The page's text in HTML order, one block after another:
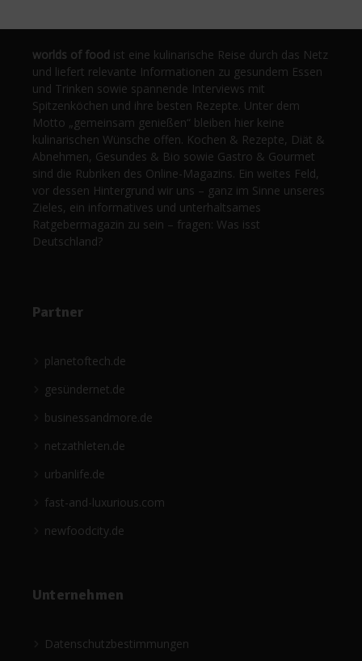
worlds of food ist eine kulinarische Reise durch das Netz
und liefert relevante Informationen zu gesundem Essen
und Trinken sowie spannende Interviews mit
Spitzenköchen und ihre besten Rezepte. Unter dem
Motto „gemeinsam genießen“ bleiben hier keine
kulinarischen Wünsche offen. Kochen & Rezepte, Diät &
Abnehmen, Gesundes & Bio sowie Gastro & Gourmet
sind die Rubriken des Online-Magazins. Ein weites Feld,
vor dessen Hintergrund wir uns – ganz im Sinne unseres
Zieles, ein informatives und unterhaltsames
Ratgebermagazin zu sein – fragen: Was isst
Deutschland?
Partner
planetoftech.de
gesündernet.de
businessandmore.de
netzathleten.de
urbanlife.de
fast-and-luxurious.com
newfoodcity.de
Unternehmen
Datenschutzbestimmungen